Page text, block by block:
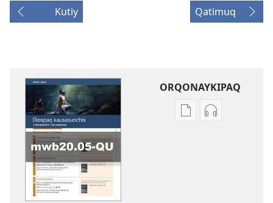
Kutiy Qatimuq
ORQONAYKIPAQ
KaypiKaypin